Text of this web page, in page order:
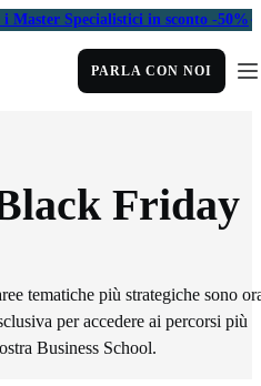
i Master Specialistici in sconto -50%
PARLA CON NOI
Friday
tematiche più strategiche sono
per accedere ai percorsi più
Business School.